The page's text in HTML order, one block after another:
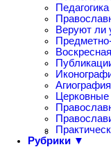
Педагогика
Веруют ли
Агиография
Церковные
Рубрики ▼